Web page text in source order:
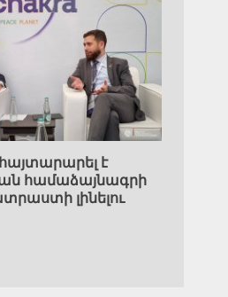
է
համաձայնագրի
լինելու